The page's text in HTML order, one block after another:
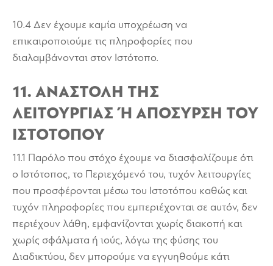
10.4 Δεν έχουμε καμία υποχρέωση να
επικαιροποιούμε τις πληροφορίες που
διαλαμβάνονται στον Ιστότοπο.
11. ΑΝΑΣΤΟΛΗ ΤΗΣ
ΛΕΙΤΟΥΡΓΙΑΣ Ή ΑΠΟΣΥΡΣΗ ΤΟΥ
ΙΣΤΟΤΟΠΟΥ
11.1 Παρόλο που στόχο έχουμε να διασφαλίζουμε ότι
ο Ιστότοπος, το Περιεχόμενό του, τυχόν λειτουργίες
που προσφέρονται μέσω του Ιστοτόπου καθώς και
τυχόν πληροφορίες που εμπεριέχονται σε αυτόν, δεν
περιέχουν λάθη, εμφανίζονται χωρίς διακοπή και
χωρίς σφάλματα ή ιούς, λόγω της φύσης του
Διαδικτύου, δεν μπορούμε να εγγυηθούμε κάτι